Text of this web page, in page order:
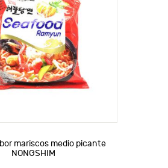
mariscos medio picante
NONGSHIM